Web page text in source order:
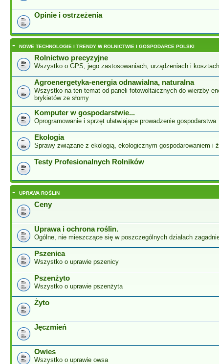
Opinie i ostrzeżenia
- NOWE TECHNOLOGIE I TRENDY W ROLNICTWIE I GOSPODARCE POLSKI
Rolnictwo precyzyjne
Wszystko o GPS, jego zastosowaniach, urządzeniach i kosztach
Agroenergetyka-energia odnawialna, naturalna
Wszystko na ten temat od paneli fotowoltaicznych do wierzby
brykietów ze słomy
Komputer w gospodarstwie...
Oprogramowanie i sprzęt ułatwiające prowadzenie gospodarstwa
Ekologia
Sprawy związane z ekologią, ekologicznym gospodarowaniem i
Testy Profesionalnych Rolników
- UPRAWA ROŚLIN
Ceny
Uprawa i ochrona roślin.
Ogólne, nie mieszczące się w poszczególnych działach
Pszenica
Wszystko o uprawie pszenicy
Pszenżyto
Wszystko o uprawie pszenżyta
Żyto
Jęczmień
Owies
Wszystko o uprawie owsa